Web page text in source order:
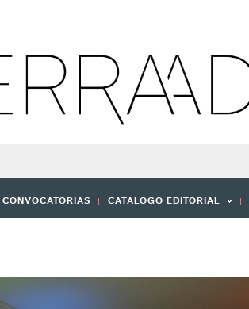
CONVOCATORIAS CATÁLOGO EDITORIAL